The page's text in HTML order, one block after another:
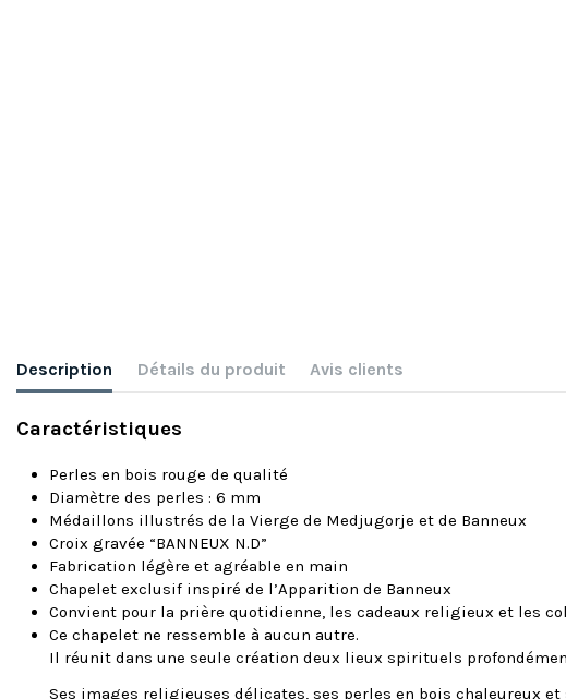
Description Détails du produit Avis clients
Caractéristiques
Perles en bois rouge de qualité
Diamètre des perles : 6 mm
Médaillons illustrés de la Vierge de Medjugorje et de Banneux
Croix gravée “BANNEUX N.D”
Fabrication légère et agréable en main
Chapelet exclusif inspiré de l’Apparition de Banneux
Convient pour la prière quotidienne, les cadeaux religieux et les
Ce chapelet ne ressemble à aucun autre.
Il réunit dans une seule création deux lieux spirituels
Ses images religieuses délicates, ses perles en bois chaleureux